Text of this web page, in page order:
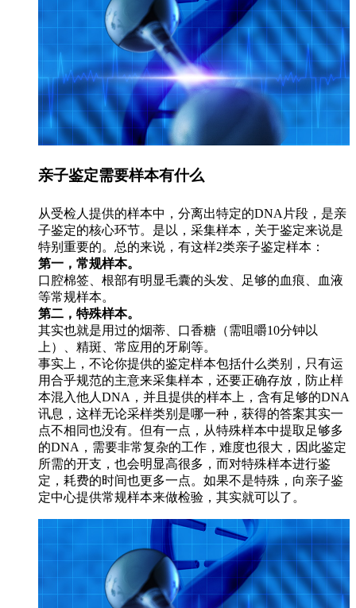
亲子鉴定需要样本有什么
从受检人提供的样本中，分离出特定的DNA片段，是亲
子鉴定的核心环节。是以，采集样本，关于鉴定来说是
特别重要的。总的来说，有这样2类亲子鉴定样本：
第一，常规样本。
口腔棉签、根部有明显毛囊的头发、足够的血痕、血液
等常规样本。
第二，特殊样本。
其实也就是用过的烟蒂、口香糖（需咀嚼10分钟以
上）、精斑、常应用的牙刷等。
事实上，不论你提供的鉴定样本包括什么类别，只有运
用合乎规范的主意来采集样本，还要正确存放，防止样
本混入他人DNA，并且提供的样本上，含有足够的DNA
讯息，这样无论采样类别是哪一种，获得的答案其实一
点不相同也没有。但有一点，从特殊样本中提取足够多
的DNA，需要非常复杂的工作，难度也很大，因此鉴定
所需的开支，也会明显高很多，而对特殊样本进行鉴
定，耗费的时间也更多一点。如果不是特殊，向亲子鉴
定中心提供常规样本来做检验，其实就可以了。